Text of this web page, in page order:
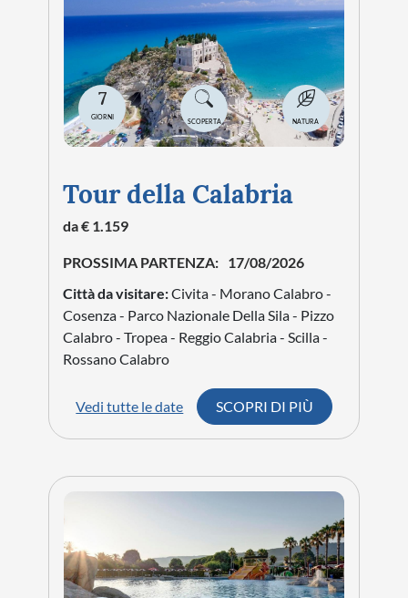
7
GIORNI
SCOPERTA NATURA
Tour della Calabria
da € 1.159
PROSSIMA PARTENZA: 17/08/2026
Città da visitare:Civita - Morano Calabro -
Cosenza - Parco Nazionale Della Sila - Pizzo
Calabro - Tropea - Reggio Calabria - Scilla -
Rossano Calabro
Vedi tutte le date SCOPRI DI PIÙ